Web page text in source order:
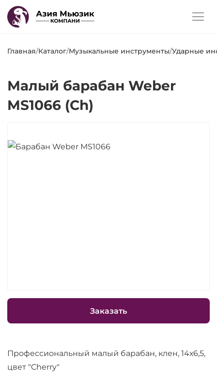
Главная/Каталог/Музыкальные инструменты/Ударные
Малый барабан Weber
MS1066 (Ch)
Заказать
Профессиональный малый барабан, клен, 14х6,5,
цвет "Cherry"